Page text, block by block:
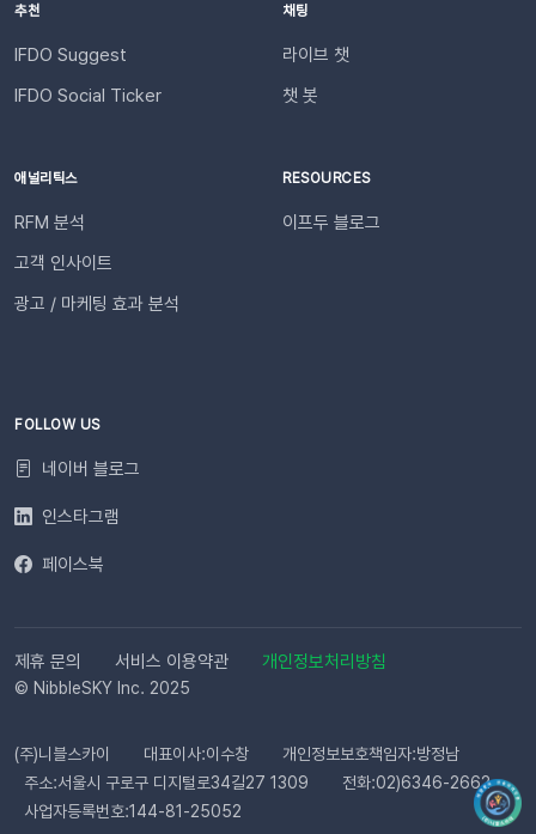
추천
IFDO Suggest
IFDO Social Ticker
채팅
라이브 챗
챗 봇
애널리틱스
RFM 분석
고객 인사이트
광고 / 마케팅 효과 분석
RESOURCES
이프두 블로그
FOLLOW US
네이버 블로그
인스타그램
페이스북
제휴 문의 서비스 이용약관 개인정보처리방침
© NibbleSKY Inc. 2025
(주)니블스카이 대표이사:이수창
개인정보보호책임자:방정남
주소:서울시 구로구 디지털로34길27 1309
전화:02)6346-2662
사업자등록번호:144-81-25052